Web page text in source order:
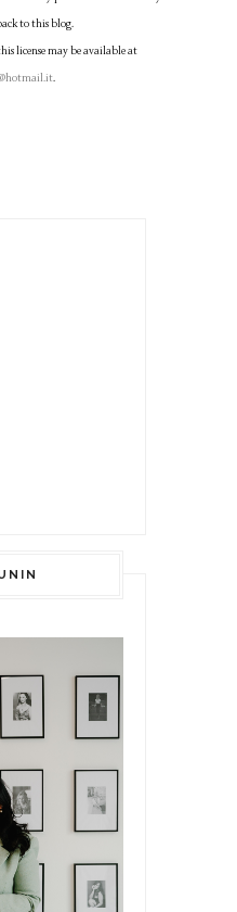
to this blog.
license may be available at
.